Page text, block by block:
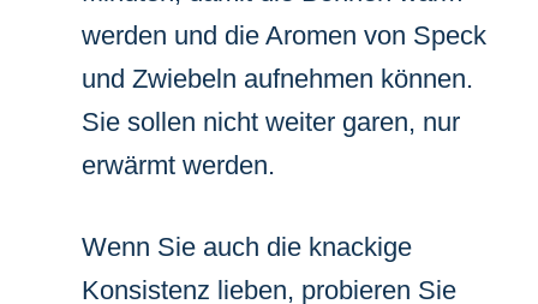
werden und die Aromen von Speck
und Zwiebeln aufnehmen können.
Sie sollen nicht weiter garen, nur
erwärmt werden.
Wenn Sie auch die knackige
Konsistenz lieben, probieren Sie